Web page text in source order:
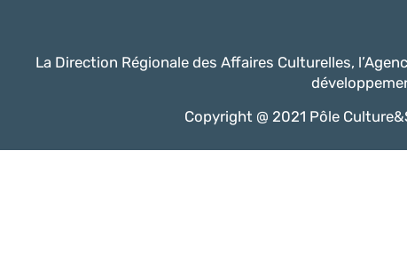
La Direction Régionale des Affaires Culturelles,
Copyright @ 2021 Pôle